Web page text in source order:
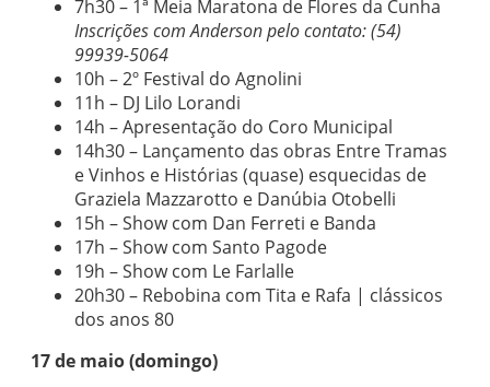
7h30 – 1ª Meia Maratona de Flores da Cunha
Inscrições com Anderson pelo contato: (54)
99939-5064
10h – 2º Festival do Agnolini
11h – DJ Lilo Lorandi
14h – Apresentação do Coro Municipal
14h30 – Lançamento das obras Entre Tramas
e Vinhos e Histórias (quase) esquecidas de
Graziela Mazzarotto e Danúbia Otobelli
15h – Show com Dan Ferreti e Banda
17h – Show com Santo Pagode
19h – Show com Le Farlalle
20h30 – Rebobina com Tita e Rafa | clássicos
dos anos 80
17 de maio (domingo)